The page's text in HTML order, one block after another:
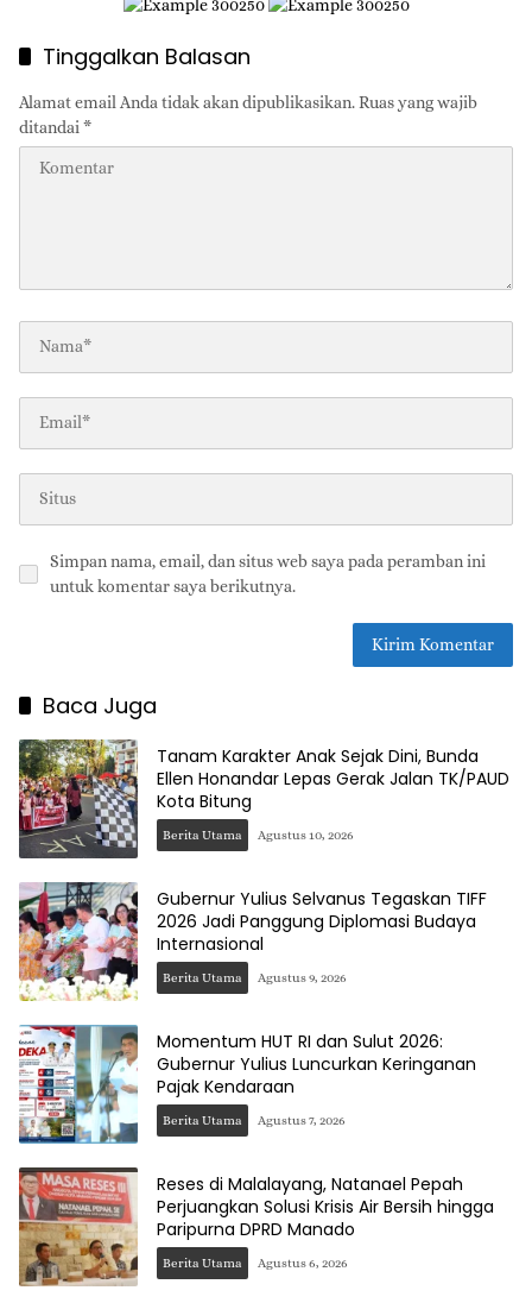
Tinggalkan Balasan
Alamat email Anda tidak akan dipublikasikan.Ruas yang wajib
ditandai *
Simpan nama, email, dan situs web saya pada peramban ini
untuk komentar saya berikutnya.
Baca Juga
Tanam Karakter Anak Sejak Dini, Bunda
Ellen Honandar Lepas Gerak Jalan TK/PAUD
Kota Bitung
Berita Utama Agustus 10, 2026
Gubernur Yulius Selvanus Tegaskan TIFF
2026 Jadi Panggung Diplomasi Budaya
Internasional
Berita Utama Agustus 9, 2026
Momentum HUT RI dan Sulut 2026:
Gubernur Yulius Luncurkan Keringanan
Pajak Kendaraan
Berita Utama Agustus 7, 2026
Reses di Malalayang, Natanael Pepah
Perjuangkan Solusi Krisis Air Bersih hingga
Paripurna DPRD Manado
Berita Utama Agustus 6, 2026